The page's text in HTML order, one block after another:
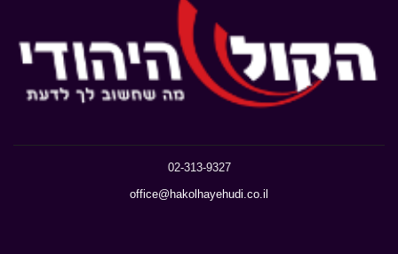
02-313-9327
office@hakolhayehudi.co.il